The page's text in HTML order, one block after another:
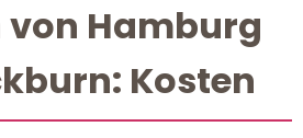
von Hamburg
Kosten